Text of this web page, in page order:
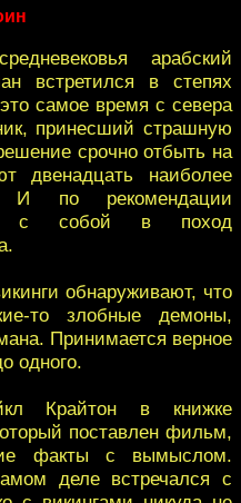
арабский
встретился в степях
самое время с севера
принесший страшную
срочно отбыть на
двенадцать наиболее
И по рекомендации
с собой в поход
обнаруживают, что
то злобные демоны,
Принимается верное
одного.
Крайтон в книжке
поставлен фильм,
факты с вымыслом.
деле встречался с